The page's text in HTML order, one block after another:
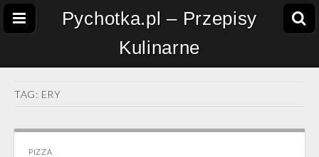
Pychotka.pl – Przepisy
Kulinarne
TAG: ERY
PIZZA